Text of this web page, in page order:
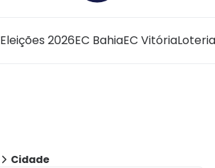
Eleições 2026EC BahiaEC Vitória
Cidade